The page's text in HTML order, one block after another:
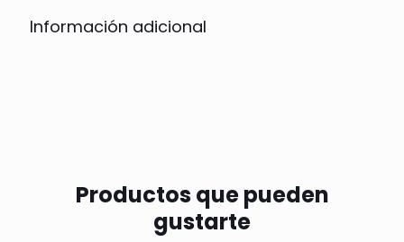
Información adicional
Productos que pueden
gustarte